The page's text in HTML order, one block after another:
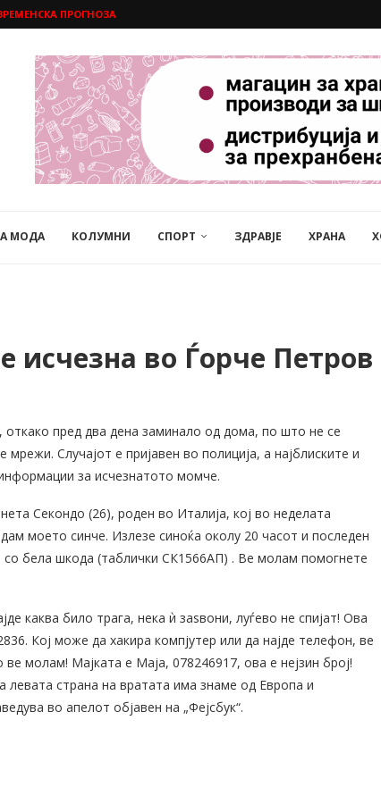
ПРОГНОЗА
МОДА КОЛУМНИ СПОРТ ЗДРАВЈЕ ХРАНА
исчезна во Ѓорче Петров
пред два дена заминало од дома, по што не се
Случајот е пријавен во полиција, а најблиските и
за исчезнатото момче.
Секондо (26), роден во Италија, кој во неделата
моето синче. Излезе синоќа околу 20 часот и последен
бела шкода (таблички СК1566АП) . Ве молам помогнете
каква било трага, нека ѝ заѕвони, луѓево не спијат! Ова
Кој може да хакира компјутер или да најде телефон, ве
молам! Мајката е Маја, ‭078246917‬, ова е нејзин број!
левата страна на вратата има знаме од Европа и
во апелот објавен на „Фејсбук“.